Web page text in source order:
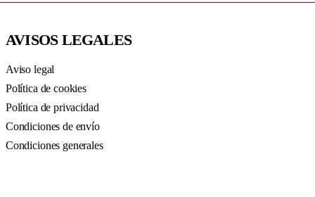
AVISOS LEGALES
Aviso legal
Política de cookies
Política de privacidad
Condiciones de envío
Condiciones generales